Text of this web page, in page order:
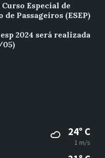
Especial de
de Passageiros (ESEP)
2024 será realizada
05)
24° C
1 m/s